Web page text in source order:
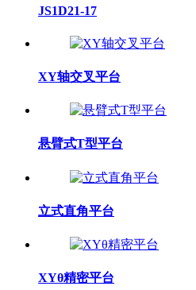
JS1D21-17
XY轴交叉平台
悬臂式T型平台
立式直角平台
XYθ精密平台